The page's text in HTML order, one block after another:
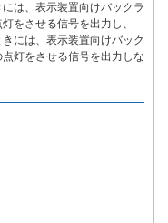
は、表示装置向けバックラ
をさせる信号を出力し、
には、表示装置向けバック
灯をさせる信号を出力しな